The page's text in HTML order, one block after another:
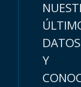
DATOS
Y